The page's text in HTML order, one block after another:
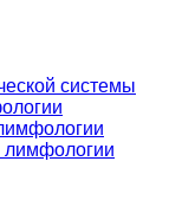
системы
лимфологии